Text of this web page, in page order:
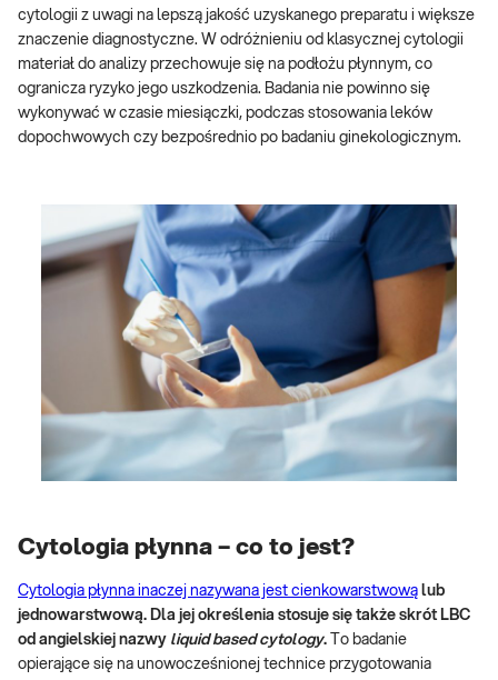
cytologii z uwagi na lepszą jakość uzyskanego preparatu i większe
znaczenie diagnostyczne. W odróżnieniu od klasycznej cytologii
materiał do analizy przechowuje się na podłożu płynnym, co
ogranicza ryzyko jego uszkodzenia. Badania nie powinno się
wykonywać w czasie miesiączki, podczas stosowania leków
dopochwowych czy bezpośrednio po badaniu ginekologicznym.
Cytologia płynna – co to jest?
Cytologia płynna inaczej nazywana jest cienkowarstwową lub
jednowarstwową. Dla jej określenia stosuje się także skrót LBC
od angielskiej nazwy liquid based cytology. To badanie
opierające się na unowocześnionej technice przygotowania